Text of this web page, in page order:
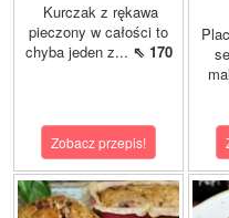
Kurczak z rękawa
pieczony w całości to
chyba jeden z... ⇖ 170
Zobacz przepis!